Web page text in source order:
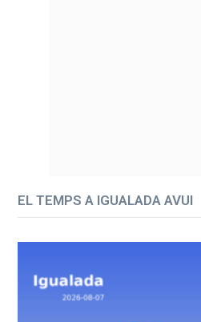
EL TEMPS A IGUALADA AVUI